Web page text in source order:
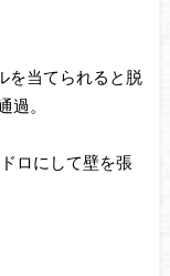
を当てられると脱
過。
ロにして壁を張